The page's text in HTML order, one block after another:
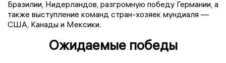
Бразилии, Нидерландов, разгромную победу Германии, а
также выступление команд стран-хозяек мундиаля —
США, Канады и Мексики.
Ожидаемые победы